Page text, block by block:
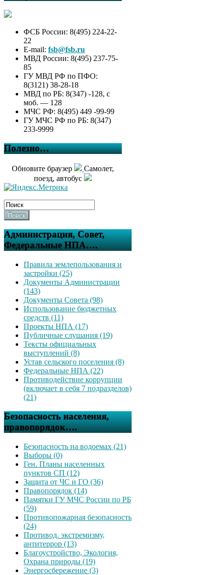
ФСБ России: 8(495) 224-22-
22
E-mail: fsb@fsb.ru
МВД России: 8(495) 237-75-
85
ГУ МВД РФ по ПФО:
8(3121) 38-28-18
МВД по РБ: 8(347) -128, с
моб. — 128
МЧС РФ: 8(495) 449 -99-99
ГУ МЧС РФ по РБ: 8(347)
233-9999
Полезно…
Обновите браузер
Самолет,
поезд, автобус
Поиск
Администрация, Совет,
Федеральные НПА….
Правила землепользования и
застройки (25)
Документы Администрации
(143)
Документы Совета (98)
Использование бюджетных
средств (11)
Проекты НПА (17)
Публичные слушания (19)
Тексты официальных
выступлений (8)
Устав сельского поселения (8)
Федеральные НПА (22)
Противодействие коррупции
(включает в себя 7 подразделов)
(21)
Безопасность населения,
правопорядок….
Безопасность на водоемах (21)
Выборы (0)
Ген. Планы населенных
пунктов СП (12)
Защита от ЧС и ГО (36)
Правопорядок (14)
Памятки ГУ МЧС России по РБ
(59)
Противопожарная безопасность
(24)
Противод. экстремизму,
антитеррор (13)
Благоустройство, Экология,
Охрана природы (19)
Энергосбережение (3)